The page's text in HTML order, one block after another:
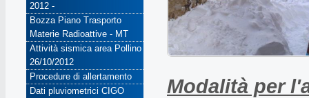
2012 -
Bozza Piano Trasporto
Materie Radioattive - MT
Attività sismica area Pollino
26/10/2012
Procedure di allertamento
Dati pluviometrici CIGO
Modalità per